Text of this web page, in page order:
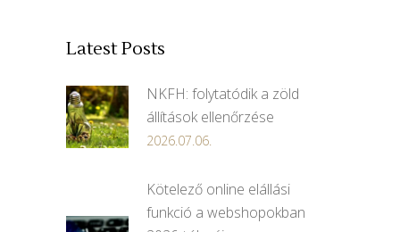
Latest Posts
NKFH: folytatódik a zöld
állítások ellenőrzése
2026.07.06.
Kötelező online elállási
funkció a webshopokban